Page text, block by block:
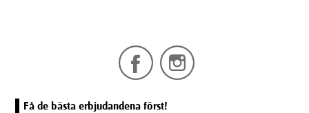
Få de bästa erbjudandena först!